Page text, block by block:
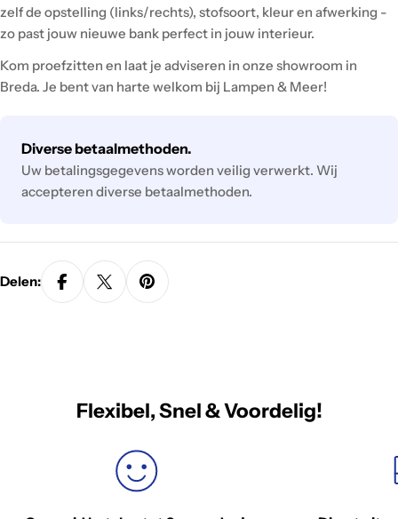
zelf de opstelling (links/rechts), stofsoort, kleur en afwerking -
zo past jouw nieuwe bank perfect in jouw interieur.
Kom proefzitten en laat je adviseren in onze showroom in
Breda. Je bent van harte welkom bij Lampen & Meer!
Diverse betaalmethoden.
Betaalmethodes
Uw betalingsgegevens worden veilig verwerkt. Wij
accepteren diverse betaalmethoden.
Delen:
Flexibel, Snel & Voordelig!